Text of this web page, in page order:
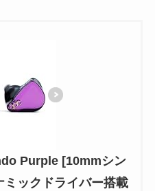
Purple [10mmシン
ミックドライバー搭載